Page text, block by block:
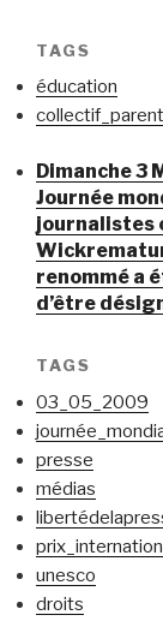
TAGS
éducation
Dimanche 3
Journée
journalistes
renommé a
d’être
TAGS
03_05_2009
presse
médias
unesco
droits